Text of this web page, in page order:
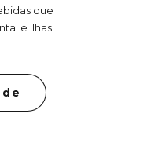
que
e ilhas.